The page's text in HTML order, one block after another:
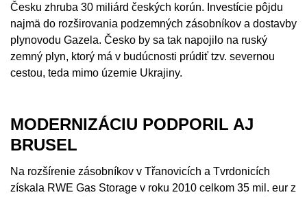
Česku zhruba 30 miliárd českých korún. Investície pôjdu
najmä do rozširovania podzemných zásobníkov a dostavby
plynovodu Gazela. Česko by sa tak napojilo na ruský
zemný plyn, ktorý má v budúcnosti prúdiť tzv. severnou
cestou, teda mimo územie Ukrajiny.
MODERNIZÁCIU PODPORIL AJ
BRUSEL
Na rozšírenie zásobníkov v Třanovicích a Tvrdonicích
získala RWE Gas Storage v roku 2010 celkom 35 mil. eur z